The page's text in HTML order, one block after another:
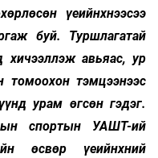
үеийнхнээсээ
буй. Туршлагатай
хичээллэж авьяас, ур
томоохон тэмцээнээс
урам өгсөн гэдэг.
спортын УАШТ-ий
өсвөр үеийнхний